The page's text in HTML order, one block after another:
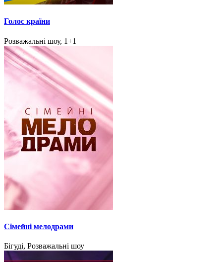
Голос країни
Розважальні шоу, 1+1
Сімейні мелодрами
Бігуді, Розважальні шоу